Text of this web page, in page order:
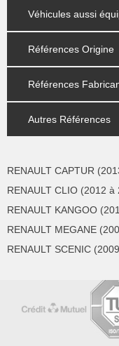
Véhicules aussi
Références Origine
Références
Autres Références
RENAULT CAPTUR
RENAULT CLIO (2012
RENAULT KANGOO
RENAULT MEGANE
RENAULT SCENIC